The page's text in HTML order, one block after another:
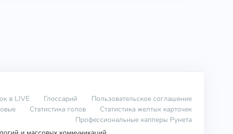
в LIVE Глоссарий
Пользовательское соглашение
Статистика голов
Статистика желтых карточек
Профессиональные капперы Рунета